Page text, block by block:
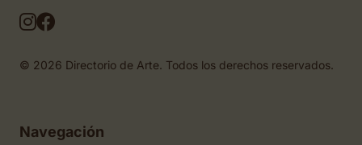
© 2026 Directorio de Arte. Todos los derechos reservados.
Navegación